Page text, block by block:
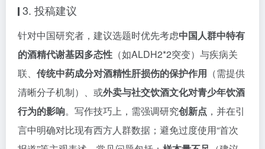
3. 投稿建议
针对中国研究者，建议选题时优先考虑中国人群中特有
的酒精代谢基因多态性 （如ALDH2*2突变）与疾病关
联、 传统中药成分对酒精性肝损伤的保护作用 （需提供
清晰分子机制）、或外卖与社交饮酒文化对青少年饮酒
行为的影响。写作技巧上，需强调研究创新点 ，并在引
言中明确对比现有西方人群数据；避免过度使用“首次